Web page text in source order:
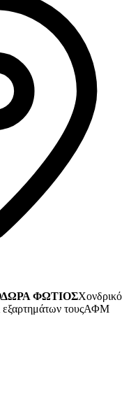
ΦΩΤΙΟΣΧονδρικό
τουςΑΦΜ